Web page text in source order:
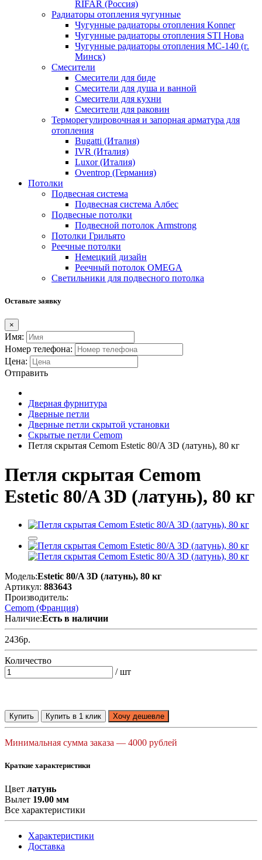
RIFAR (Россия)
Радиаторы отопления чугунные
Чугунные радиаторы отопления Konner
Чугунные радиаторы отопления STI Нова
Чугунные радиаторы отопления МС-140 (г.
Минск)
Смесители
Смесители для биде
Смесители для душа и ванной
Смесители для кухни
Смесители для раковин
Терморегулировочная и запорная арматура для
отопления
Bugatti (Италия)
IVR (Италия)
Luxor (Италия)
Oventrop (Германия)
Потолки
Подвесная система
Подвесная система Албес
Подвесные потолки
Подвесной потолок Armstrong
Потолки Грильято
Реечные потолки
Немецкий дизайн
Реечный потолок OMEGA
Светильники для подвесного потолка
Оставьте заявку
×
Имя:
Номер телефона:
Цена:
Отправить
Дверная фурнитура
Дверные петли
Дверные петли скрытой установки
Скрытые петли Cemom
Петля скрытая Cemom Estetic 80/A 3D (латунь), 80 кг
Петля скрытая Cemom
Estetic 80/A 3D (латунь), 80 кг
Модель:Estetic 80/A 3D (латунь), 80 кг
Артикул: 883643
Производитель:
Cemom (Франция)
Наличие:Есть в наличии
2436р.
Количество
/ шт
Купить Купить в 1 клик Хочу дешевле
Минимальная сумма заказа — 4000 рублей
Краткие характеристики
Цвет латунь
Вылет 19.00 мм
Все характеристики
Характеристики
Доставка